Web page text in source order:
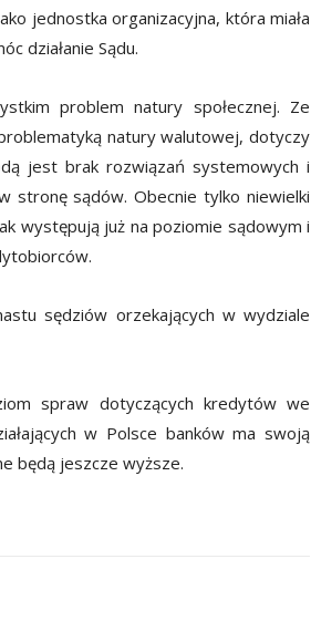
jednostka organizacyjna, która miała
działanie Sądu.
problem natury społecznej. Ze
natury walutowej, dotyczy
jest brak rozwiązań systemowych i
stronę sądów. Obecnie tylko niewielki
występują już na poziomie sądowym i
sędziów orzekających w wydziale
spraw dotyczących kredytów we
w Polsce banków ma swoją
będą jeszcze wyższe.